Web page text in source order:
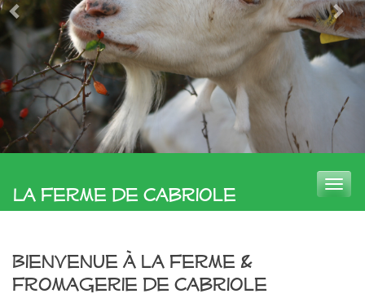
La Ferme de Cabriole
Toggle
Bienvenue à la Ferme &
Fromagerie de Cabriole